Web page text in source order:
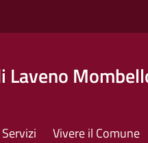
Laveno
Servizi Vivere il Comune